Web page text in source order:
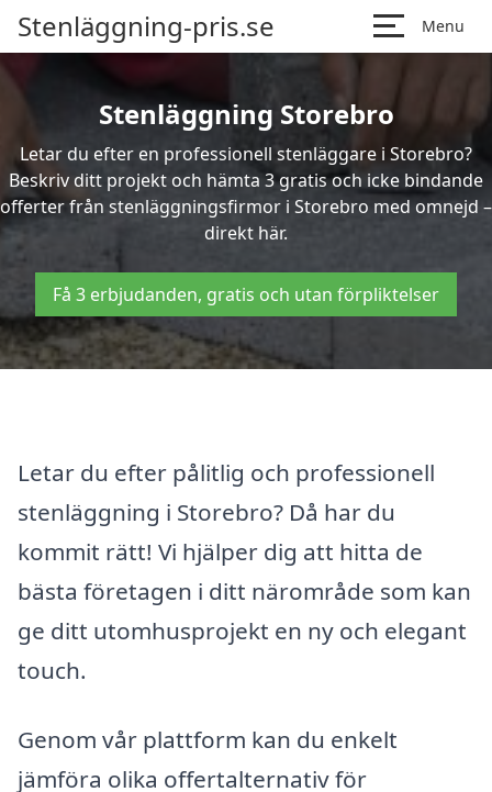
Stenläggning-pris.se Menu
Stenläggning Storebro
Letar du efter en professionell stenläggare i Storebro?
Beskriv ditt projekt och hämta 3 gratis och icke bindande
offerter från stenläggningsfirmor i Storebro med omnejd –
direkt här.
Få 3 erbjudanden, gratis och utan förpliktelser
Letar du efter pålitlig och professionell
stenläggning i Storebro? Då har du
kommit rätt! Vi hjälper dig att hitta de
bästa företagen i ditt närområde som kan
ge ditt utomhusprojekt en ny och elegant
touch.
Genom vår plattform kan du enkelt
jämföra olika offertalternativ för